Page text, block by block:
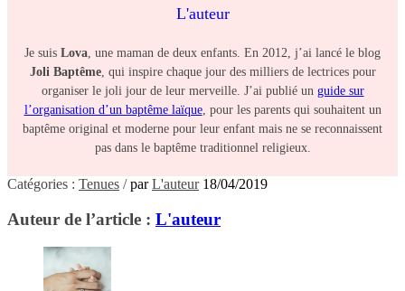
L'auteur
Je suis Lova, une maman de deux enfants. En 2012, j’ai lancé le blog
Joli Baptême, qui inspire chaque jour des milliers de lectrices pour
organiser le joli jour de leur merveille. J’ai publié un guide sur
l’organisation d’un baptême laïque, pour les parents qui souhaitent un
baptême original et moderne pour leur enfant mais ne se reconnaissent
pas dans le baptême traditionnel religieux.
Catégories : Tenues /parL'auteur 18/04/2019
Auteur de l’article : L'auteur